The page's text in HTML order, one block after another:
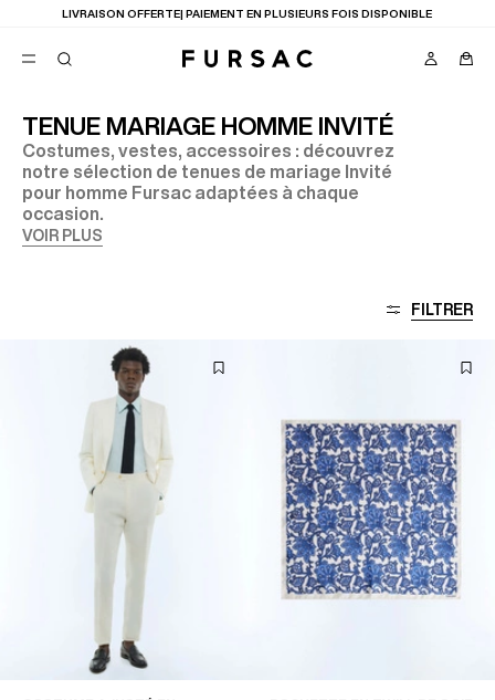
LIVRAISON OFFERTE| PAIEMENT EN PLUSIEURS FOIS DISPONIBLE
TENUE MARIAGE HOMME INVITÉ
Costumes, vestes, accessoires : découvrez
notre sélection de tenues de mariage Invité
pour homme Fursac adaptées à chaque
occasion.
VOIR PLUS
FILTRER
FAVORIS
COSTUMES
PANTALONS
BLOUSONS
SUGGESTIONS